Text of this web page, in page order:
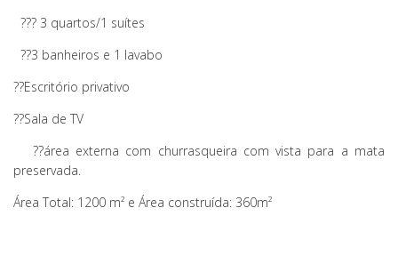
??? 3 quartos/1 suítes
??3 banheiros e 1 lavabo
??Escritório privativo
??Sala de TV
??área externa com churrasqueira com vista para a mata
preservada.
Área Total: 1200 m² e Área construída: 360m²